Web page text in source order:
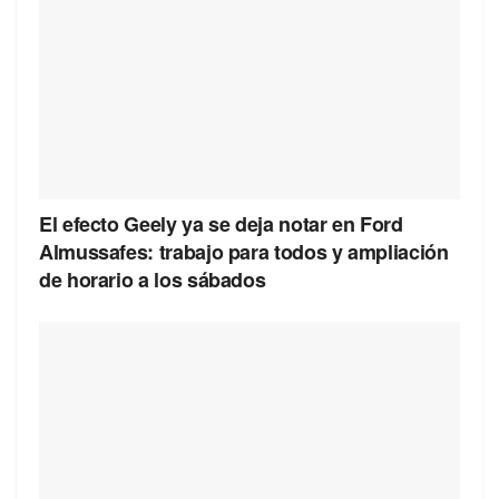
El efecto Geely ya se deja notar en Ford
Almussafes: trabajo para todos y ampliación
de horario a los sábados